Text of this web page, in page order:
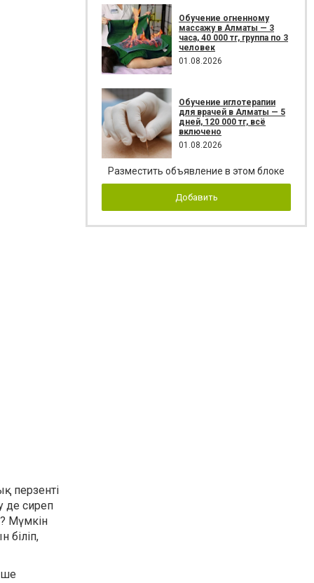
перзенті
де сиреп
Мүмкін
біліп,
Обучение огненному
массажу в Алматы — 3
часа, 40 000 тг, группа по 3
человек
01.08.2026
Обучение иглотерапии
для врачей в Алматы — 5
дней, 120 000 тг, всё
включено
01.08.2026
Разместить объявление в этом блоке
Добавить